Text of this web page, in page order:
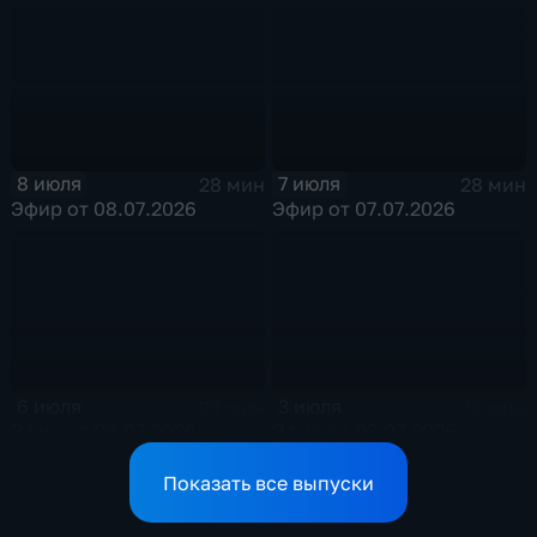
8 июля
28 мин
Эфир от 08.07.2026
7 июля
28 мин
Эфир от 07.07.2026
Показать все выпуски